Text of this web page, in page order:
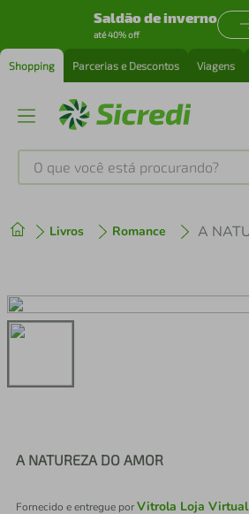
Saldão de inverno
até 40% off
Shopping Parcerias e Descontos Viagens
O que você está procurando?
Livros Romance
A NATUREZA DO AMOR
Fornecido e entregue porVitrola Loja Virtual
2º cafeteira